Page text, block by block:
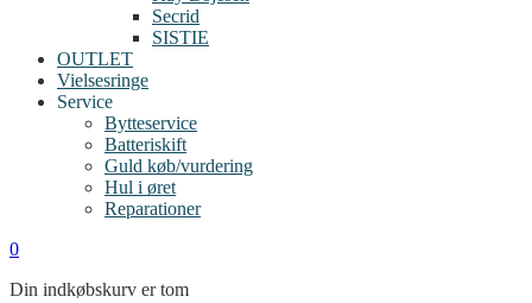
Secrid
SISTIE
OUTLET
Vielsesringe
Service
Bytteservice
Batteriskift
Guld køb/vurdering
Hul i øret
Reparationer
0
Din indkøbskurv er tom